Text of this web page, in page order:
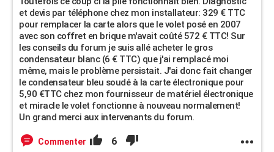
et devis par téléphone chez mon installateur: 329 € TTC
pour remplacer la carte alors que le volet posé en 2007
avec son coffret en brique m'avait coûté 572 € TTC! Sur
les conseils du forum je suis allé acheter le gros
condensateur blanc (6 € TTC) que j'ai remplacé moi
même, mais le problème persistait. J'ai donc fait changer
le condensateur bleu soudé à la carte électronique pour
5,90 €TTC chez mon fournisseur de matériel électronique
et miracle le volet fonctionne à nouveau normalement!
Un grand merci aux intervenants du forum.
Commenter 6